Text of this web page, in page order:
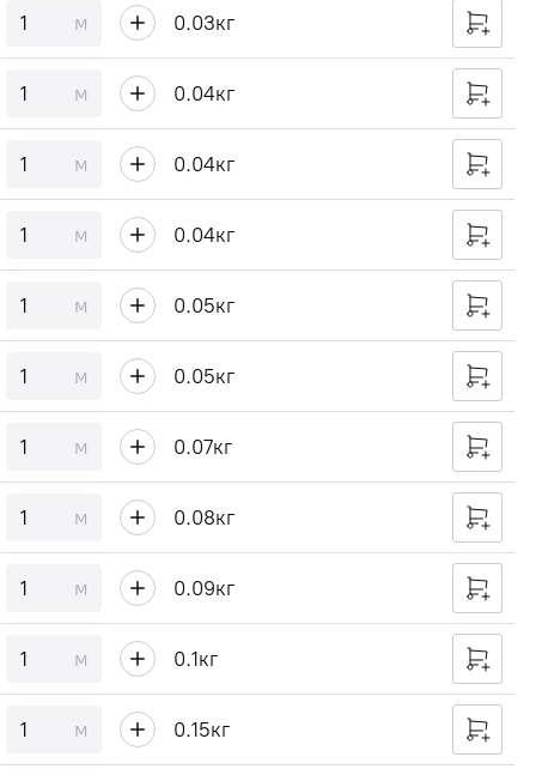
м 0.03кг
м 0.04кг
м 0.04кг
м 0.04кг
м 0.05кг
м 0.05кг
м 0.07кг
м 0.08кг
м 0.09кг
м 0.1кг
м 0.15кг